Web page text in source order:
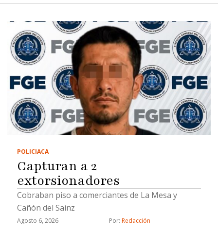
POLICIACA
Capturan a 2
extorsionadores
Cobraban piso a comerciantes de La Mesa y
Cañón del Sainz
Agosto 6, 2026 Por: Redacción